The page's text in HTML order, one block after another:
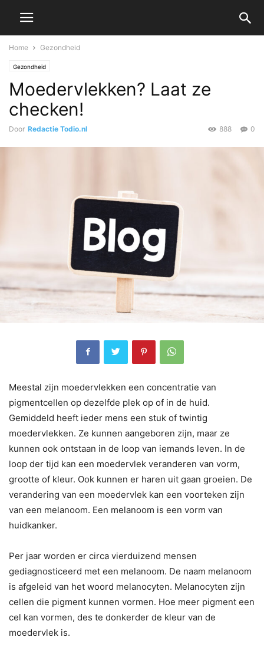
Home Gezondheid
Gezondheid
Moedervlekken? Laat ze
checken!
Door Redactie Todio.nl 0
888
Meestal zijn moedervlekken een concentratie van
pigmentcellen op dezelfde plek op of in de huid.
Gemiddeld heeft ieder mens een stuk of twintig
moedervlekken. Ze kunnen aangeboren zijn, maar ze
kunnen ook ontstaan in de loop van iemands leven. In de
loop der tijd kan een moedervlek veranderen van vorm,
grootte of kleur. Ook kunnen er haren uit gaan groeien. De
verandering van een moedervlek kan een voorteken zijn
van een melanoom. Een melanoom is een vorm van
huidkanker.
Per jaar worden er circa vierduizend mensen
gediagnosticeerd met een melanoom. De naam melanoom
is afgeleid van het woord melanocyten. Melanocyten zijn
cellen die pigment kunnen vormen. Hoe meer pigment een
cel kan vormen, des te donkerder de kleur van de
moedervlek is.